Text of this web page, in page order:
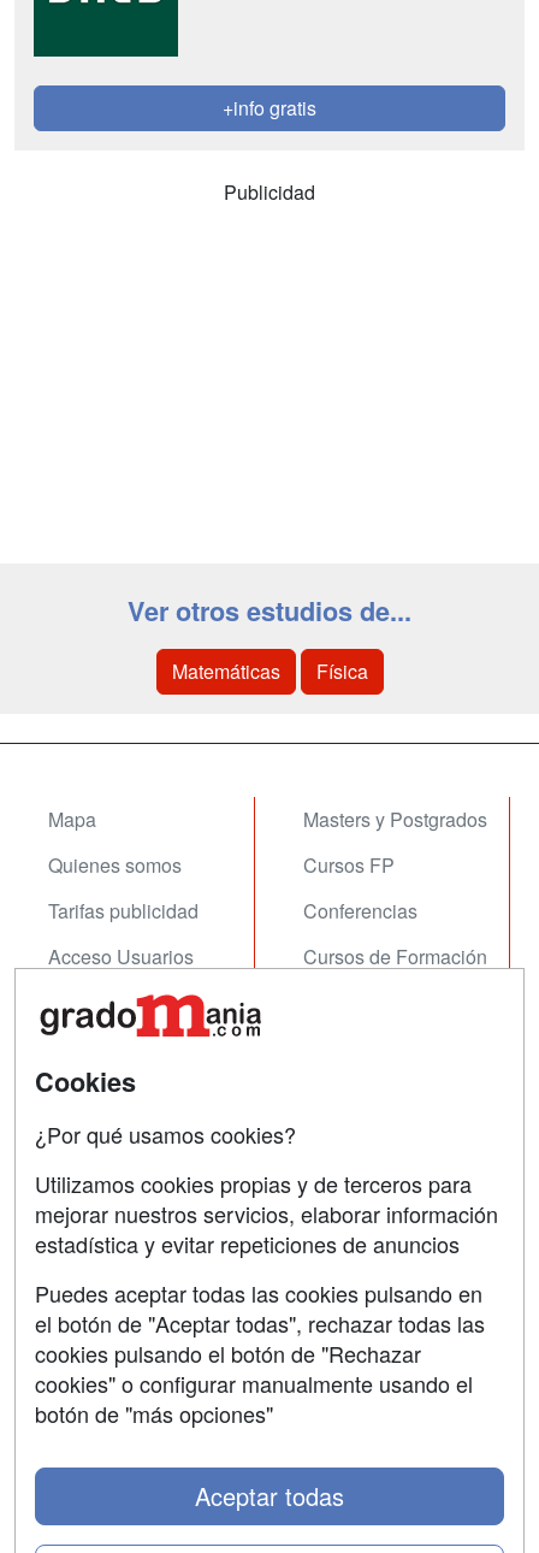
+info gratis
Publicidad
Ver otros estudios de...
Matemáticas Física
Mapa
Quienes somos
Tarifas publicidad
Acceso Usuarios
Acceso Centros
Masters y Postgrados
Cursos FP
Conferencias
Cursos de Formación
Contactar
Copyleft
Grupo formazion:
Cookies
¿Por qué usamos cookies?
Utilizamos cookies propias y de terceros para
mejorar nuestros servicios, elaborar información
estadística y evitar repeticiones de anuncios
Puedes aceptar todas las cookies pulsando en
el botón de "Aceptar todas", rechazar todas las
cookies pulsando el botón de "Rechazar
cookies" o configurar manualmente usando el
botón de "más opciones"
Aceptar todas